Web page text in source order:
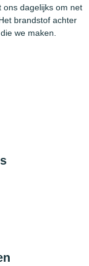
ons dagelijks om net
brandstof achter
we maken.